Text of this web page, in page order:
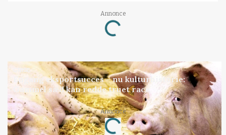
Annonce
Loading...
GRISE
Engang eksportsucces – nu kulturhistorie:
Gammel sæd kan redde truet race
Annonce
Loading...